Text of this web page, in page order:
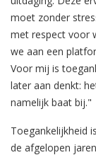
moet zonder
met respect voor
we aan een
Voor mij is
later aan denkt:
namelijk baat bij."
Toegankelijkheid
de afgelopen